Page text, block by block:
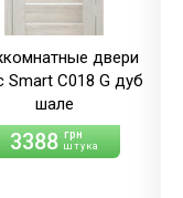
двери
Smart С018 G дуб
шале
3388 грн
штука